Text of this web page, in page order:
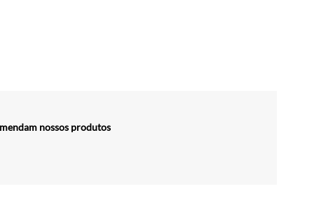
nossos produtos